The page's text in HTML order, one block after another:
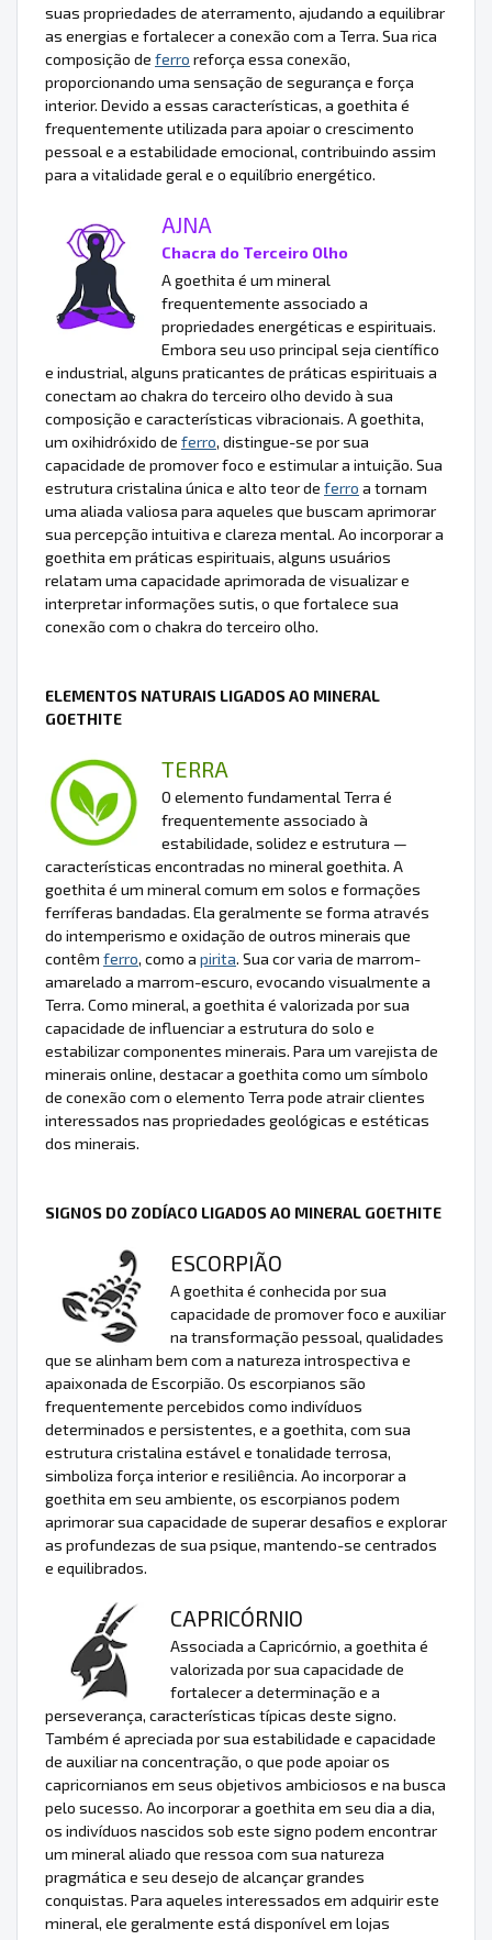
suas propriedades de aterramento, ajudando a equilibrar
as energias e fortalecer a conexão com a Terra. Sua rica
composição de ferro reforça essa conexão,
proporcionando uma sensação de segurança e força
interior. Devido a essas características, a goethita é
frequentemente utilizada para apoiar o crescimento
pessoal e a estabilidade emocional, contribuindo assim
para a vitalidade geral e o equilíbrio energético.
AJNA
Chacra do Terceiro Olho
A goethita é um mineral
frequentemente associado a
propriedades energéticas e espirituais.
Embora seu uso principal seja científico
e industrial, alguns praticantes de práticas espirituais a
conectam ao chakra do terceiro olho devido à sua
composição e características vibracionais. A goethita,
um oxihidróxido de ferro, distingue-se por sua
capacidade de promover foco e estimular a intuição. Sua
estrutura cristalina única e alto teor de ferro a tornam
uma aliada valiosa para aqueles que buscam aprimorar
sua percepção intuitiva e clareza mental. Ao incorporar a
goethita em práticas espirituais, alguns usuários
relatam uma capacidade aprimorada de visualizar e
interpretar informações sutis, o que fortalece sua
conexão com o chakra do terceiro olho.
ELEMENTOS NATURAIS LIGADOS AO MINERAL
GOETHITE
TERRA
O elemento fundamental Terra é
frequentemente associado à
estabilidade, solidez e estrutura —
características encontradas no mineral goethita. A
goethita é um mineral comum em solos e formações
ferríferas bandadas. Ela geralmente se forma através
do intemperismo e oxidação de outros minerais que
contêm ferro, como a pirita. Sua cor varia de marrom-
amarelado a marrom-escuro, evocando visualmente a
Terra. Como mineral, a goethita é valorizada por sua
capacidade de influenciar a estrutura do solo e
estabilizar componentes minerais. Para um varejista de
minerais online, destacar a goethita como um símbolo
de conexão com o elemento Terra pode atrair clientes
interessados nas propriedades geológicas e estéticas
dos minerais.
SIGNOS DO ZODÍACO LIGADOS AO MINERAL GOETHITE
ESCORPIÃO
A goethita é conhecida por sua
capacidade de promover foco e auxiliar
na transformação pessoal, qualidades
que se alinham bem com a natureza introspectiva e
apaixonada de Escorpião. Os escorpianos são
frequentemente percebidos como indivíduos
determinados e persistentes, e a goethita, com sua
estrutura cristalina estável e tonalidade terrosa,
simboliza força interior e resiliência. Ao incorporar a
goethita em seu ambiente, os escorpianos podem
aprimorar sua capacidade de superar desafios e explorar
as profundezas de sua psique, mantendo-se centrados
e equilibrados.
CAPRICÓRNIO
Associada a Capricórnio, a goethita é
valorizada por sua capacidade de
fortalecer a determinação e a
perseverança, características típicas deste signo.
Também é apreciada por sua estabilidade e capacidade
de auxiliar na concentração, o que pode apoiar os
capricornianos em seus objetivos ambiciosos e na busca
pelo sucesso. Ao incorporar a goethita em seu dia a dia,
os indivíduos nascidos sob este signo podem encontrar
um mineral aliado que ressoa com sua natureza
pragmática e seu desejo de alcançar grandes
conquistas. Para aqueles interessados em adquirir este
mineral, ele geralmente está disponível em lojas